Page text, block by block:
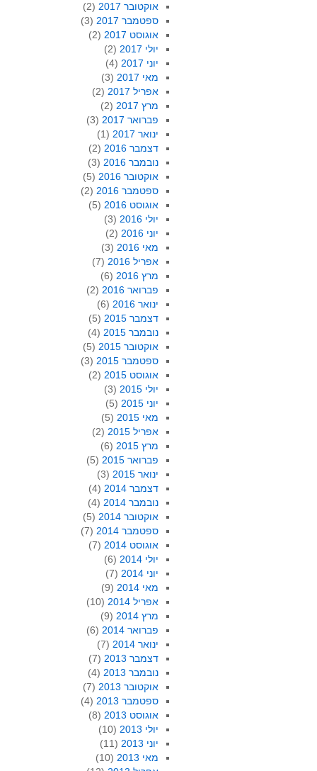
אוקטובר 2017
(2)
ספטמבר 2017
(3)
אוגוסט 2017
(2)
יולי 2017
(2)
יוני 2017
(4)
מאי 2017
(3)
אפריל 2017
(2)
מרץ 2017
(2)
פברואר 2017
(3)
ינואר 2017
(1)
דצמבר 2016
(2)
נובמבר 2016
(3)
אוקטובר 2016
(5)
ספטמבר 2016
(2)
אוגוסט 2016
(5)
יולי 2016
(3)
יוני 2016
(2)
מאי 2016
(3)
אפריל 2016
(7)
מרץ 2016
(6)
פברואר 2016
(2)
ינואר 2016
(6)
דצמבר 2015
(5)
נובמבר 2015
(4)
אוקטובר 2015
(5)
ספטמבר 2015
(3)
אוגוסט 2015
(2)
יולי 2015
(3)
יוני 2015
(5)
מאי 2015
(5)
אפריל 2015
(2)
מרץ 2015
(6)
פברואר 2015
(5)
ינואר 2015
(3)
דצמבר 2014
(4)
נובמבר 2014
(4)
אוקטובר 2014
(5)
ספטמבר 2014
(7)
אוגוסט 2014
(7)
יולי 2014
(6)
יוני 2014
(7)
מאי 2014
(9)
אפריל 2014
(10)
מרץ 2014
(9)
פברואר 2014
(6)
ינואר 2014
(7)
דצמבר 2013
(7)
נובמבר 2013
(4)
אוקטובר 2013
(7)
ספטמבר 2013
(4)
אוגוסט 2013
(8)
יולי 2013
(10)
יוני 2013
(11)
מאי 2013
(10)